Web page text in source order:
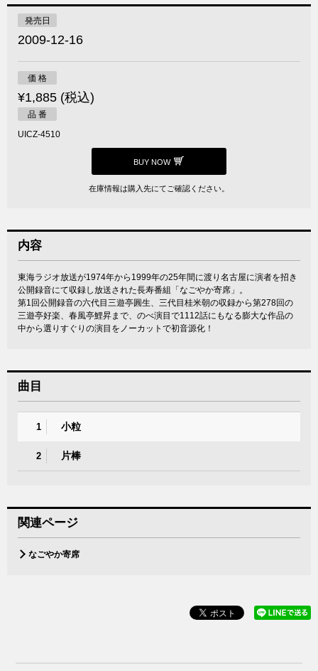
発売日
2009-12-16
価 格
¥1,885 (税込)
品 番
UICZ-4510
BUY NOW
在庫情報は購入先にてご確認ください。
内容
東海ラジオ放送が1974年から1999年の25年間に渡り名古屋に演者を招き
公開録音にて収録し放送された長寿番組「なごやか寄席」。
第1回公開録音の六代目三遊亭圓生、三代目桂米朝の収録から第278回の
三遊亭好楽、春風亭鯉昇まで、のべ演目で1112話にもなる膨大な作品の
中から選りすぐりの演目をノーカットで初音源化！
曲目
1 小粒
2 片棒
関連ページ
なごやか寄席